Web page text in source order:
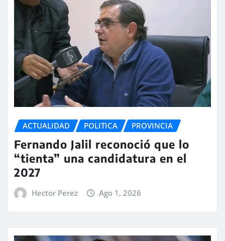
ACTUALIDAD POLITICA PROVINCIA
Fernando Jalil reconoció que lo
“tienta” una candidatura en el
2027
Hector Perez Ago 1, 2026